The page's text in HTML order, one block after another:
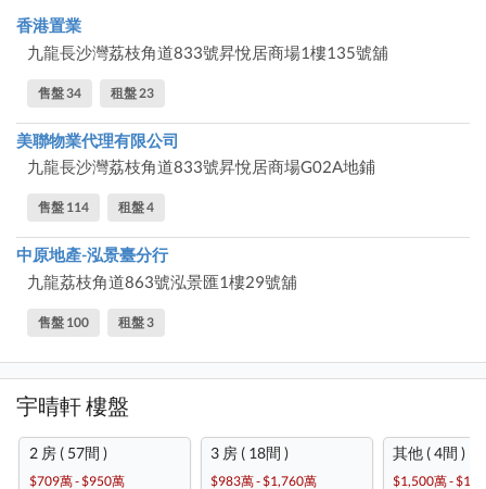
香港置業
九龍長沙灣荔枝角道833號昇悅居商場1樓135號舖
售盤 34 租盤 23
美聯物業代理有限公司
九龍長沙灣荔枝角道833號昇悅居商場G02A地鋪
售盤 114 租盤 4
中原地產-泓景臺分行
九龍荔枝角道863號泓景匯1樓29號舖
售盤 100 租盤 3
宇晴軒 樓盤
2 房 ( 57間 )
$709萬 - $950萬
3 房 ( 18間 )
$983萬 - $1,760萬
其他 ( 4間 )
$1,500萬 -